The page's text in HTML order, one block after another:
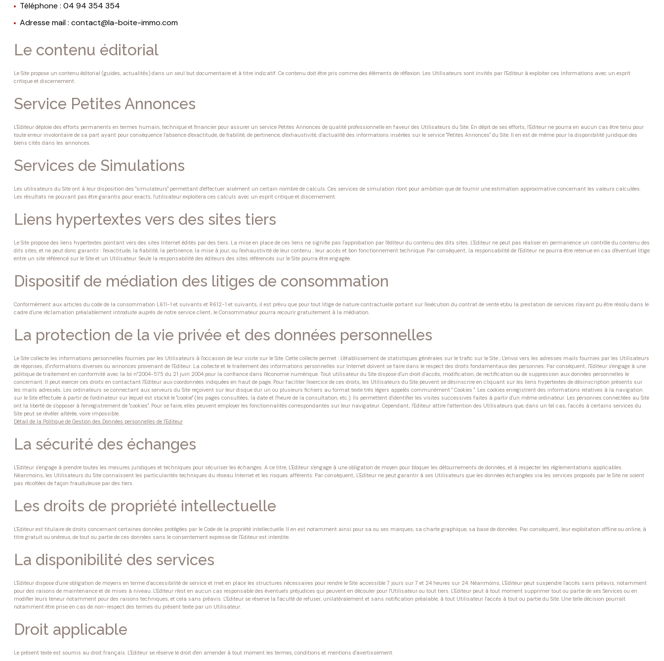
Téléphone : 04 94 354 354
Adresse mail : contact@la-boite-immo.com
Le contenu éditorial
Le Site propose un contenu éditorial (guides, actualités) dans un seul but documentaire et à titre indicatif. Ce contenu doit être pris comme des éléments de réflexion. Les Utilisateurs sont invités par l'Editeur à exploiter ces informations avec un esprit
critique et discernement.
Service Petites Annonces
L'Editeur déploie des efforts permanents en termes humain, technique et financier pour assurer un service Petites Annonces de qualité professionnelle en faveur des Utilisateurs du Site. En dépit de ses efforts, l'Editeur ne pourra en aucun cas être tenu pour
toute erreur involontaire de sa part ayant pour conséquence l'absence d'exactitude, de fiabilité, de pertinence, d'exhaustivité, d'actualité des informations insérées sur le service "Petites Annonces" du Site. Il en est de même pour la disponibilité juridique des
biens cités dans les annonces.
Services de Simulations
Les utilisateurs du Site ont à leur disposition des "simulateurs" permettant d'effectuer aisément un certain nombre de calculs. Ces services de simulation n'ont pour ambition que de fournir une estimation approximative concernant les valeurs calculées.
Les résultats ne pouvant pas être garantis pour exacts, l'utilisateur exploitera ces calculs avec un esprit critique et discernement.
Liens hypertextes vers des sites tiers
Le Site propose des liens hypertextes pointant vers des sites Internet édités par des tiers. La mise en place de ces liens ne signifie pas l'approbation par l'éditeur du contenu des dits sites. L'Editeur ne peut pas réaliser en permanence un contrôle du contenu des
dits sites, et ne peut donc garantir : l'exactitude, la fiabilité, la pertinence, la mise à jour, ou l'exhaustivité de leur contenu ; leur accès et bon fonctionnement technique. Par conséquent, la responsabilité de l'Editeur ne pourra être retenue en cas d'éventuel litige
entre un site référencé sur le Site et un Utilisateur. Seule la responsabilité des éditeurs des sites référencés sur le Site pourra être engagée.
Dispositif de médiation des litiges de consommation
Conformément aux articles du code de la consommation L611-1 et suivants et R612-1 et suivants, il est prévu que pour tout litige de nature contractuelle portant sur l'exécution du contrat de vente et/ou la prestation de services n'ayant pu être résolu dans le
cadre d'une réclamation préalablement introduite auprès de notre service client, le Consommateur pourra recourir gratuitement à la médiation.
La protection de la vie privée et des données personnelles
Le Site collecte les informations personnelles fournies par les Utilisateurs à l'occasion de leur visite sur le Site. Cette collecte permet : L'établissement de statistiques générales sur le trafic sur le Site ; L'envoi vers les adresses mails fournies par les Utilisateurs
de réponses, d'informations diverses ou annonces provenant de l'Editeur. La collecte et le traitement des informations personnelles sur Internet doivent se faire dans le respect des droits fondamentaux des personnes. Par conséquent, l'Editeur s'engage à une
politique de traitement en conformité avec la loi n°2004-575 du 21 juin 2004 pour la confiance dans l'économie numérique. Tout utilisateur du Site dispose d'un droit d'accès, modification, de rectification ou de suppression aux données personnelles le
concernant. Il peut exercer ces droits en contactant l'Editeur aux coordonnées indiquées en haut de page. Pour faciliter l'exercice de ces droits, les Utilisateurs du Site peuvent se désinscrire en cliquant sur les liens hypertextes de désinscription présents sur
les mails adressés. Les ordinateurs se connectant aux serveurs du Site reçoivent sur leur disque dur un ou plusieurs fichiers au format texte très légers appelés communément " Cookies ". Les cookies enregistrent des informations relatives à la navigation
sur le Site effectuée à partir de l'ordinateur sur lequel est stocké le "cookie" (les pages consultées, la date et l'heure de la consultation, etc.). Ils permettent d'identifier les visites successives faites à partir d'un même ordinateur. Les personnes connectées au Site
ont la liberté de s'opposer à l'enregistrement de "cookies". Pour se faire, elles peuvent employer les fonctionnalités correspondantes sur leur navigateur. Cependant, l'Editeur attire l'attention des Utilisateurs que, dans un tel cas, l'accès à certains services du
Site peut se révéler altérée, voire impossible.
Détail de la Politique de Gestion des Données personnelles de l'Editeur
La sécurité des échanges
L'Editeur s'engage à prendre toutes les mesures juridiques et techniques pour sécuriser les échanges. A ce titre, L'Editeur s'engage à une obligation de moyen pour bloquer les détournements de données, et à respecter les réglementations applicables.
Néanmoins, les Utilisateurs du Site connaissent les particularités techniques du réseau Internet et les risques afférents. Par conséquent, L'Editeur ne peut garantir à ses Utilisateurs que les données échangées via les services proposés par le Site ne soient
pas récoltées de façon frauduleuse par des tiers.
Les droits de propriété intellectuelle
L'Editeur est titulaire de droits concernant certaines données protégées par le Code de la propriété intellectuelle. Il en est notamment ainsi pour sa ou ses marques, sa charte graphique, sa base de données. Par conséquent, leur exploitation offline ou online, à
titre gratuit ou onéreux, de tout ou partie de ces données sans le consentement expresse de l'Editeur est interdite.
La disponibilité des services
L'Editeur dispose d'une obligation de moyens en terme d'accessibilité de service et met en place les structures nécessaires pour rendre le Site accessible 7 jours sur 7 et 24 heures sur 24. Néanmoins, L'Editeur peut suspendre l'accès sans préavis, notamment
pour des raisons de maintenance et de mises à niveau. L'Editeur n'est en aucun cas responsable des éventuels préjudices qui peuvent en découler pour l'Utilisateur ou tout tiers. L'Editeur peut à tout moment supprimer tout ou partie de ses Services ou en
modifier leurs teneur notamment pour des raisons techniques, et cela sans préavis. L'Editeur se réserve la faculté de refuser, unilatéralement et sans notification préalable, à tout Utilisateur l'accès à tout ou partie du Site. Une telle décision pourrait
notamment être prise en cas de non-respect des termes du présent texte par un Utilisateur.
Droit applicable
Le présent texte est soumis au droit français. L'Editeur se réserve le droit d'en amender à tout moment les termes, conditions et mentions d'avertissement.